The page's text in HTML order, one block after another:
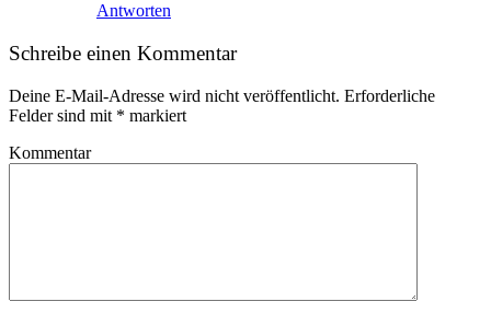
Antworten
Schreibe einen Kommentar
Deine E-Mail-Adresse wird nicht veröffentlicht. Erforderliche
Felder sind mit * markiert
Kommentar